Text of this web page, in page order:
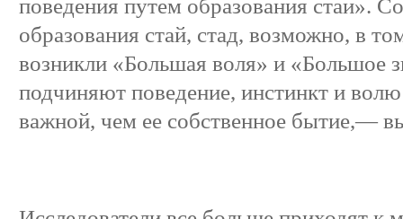
поведения путем образования стаи».
образования стай, стад, возможно, в
возникли «Большая воля» и «Большое
подчиняют поведение, инстинкт и
важной, чем ее собственное бытие,—